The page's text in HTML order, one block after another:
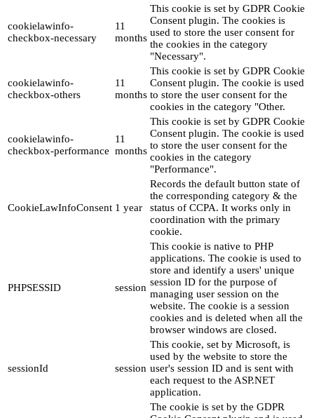
cookielawinfo-
checkbox-necessary
11
months
This cookie is set by GDPR Cookie
Consent plugin. The cookies is
used to store the user consent for
the cookies in the category
"Necessary".
cookielawinfo-
checkbox-others
11
months
This cookie is set by GDPR Cookie
Consent plugin. The cookie is used
to store the user consent for the
cookies in the category "Other.
cookielawinfo-
checkbox-performance
11
months
This cookie is set by GDPR Cookie
Consent plugin. The cookie is used
to store the user consent for the
cookies in the category
"Performance".
CookieLawInfoConsent 1 year
Records the default button state of
the corresponding category & the
status of CCPA. It works only in
coordination with the primary
cookie.
PHPSESSID session
This cookie is native to PHP
applications. The cookie is used to
store and identify a users' unique
session ID for the purpose of
managing user session on the
website. The cookie is a session
cookies and is deleted when all the
browser windows are closed.
sessionId session
This cookie, set by Microsoft, is
used by the website to store the
user's session ID and is sent with
each request to the ASP.NET
application.
The cookie is set by the GDPR